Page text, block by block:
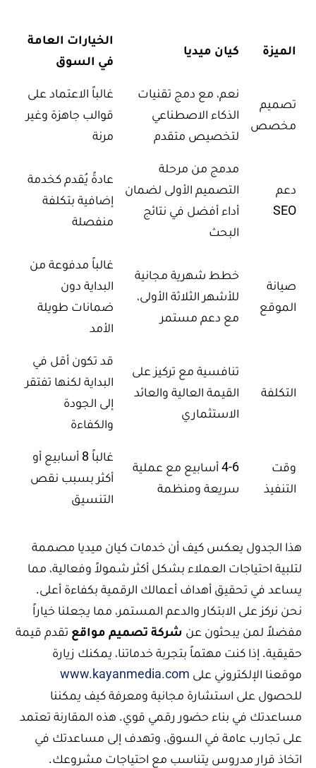
الميزة كيان ميديا
الخيارات العامة
في السوق
تصميم
مخصص
نعم، مع دمج تقنيات
الذكاء الاصطناعي
لتخصيص متقدم
غالباً الاعتماد على
قوالب جاهزة وغير
مرنة
دعم
SEO
مدمج من مرحلة
التصميم الأولى لضمان
أداء أفضل في نتائج
البحث
عادةً يُقدم كخدمة
إضافية بتكلفة
منفصلة
صيانة
الموقع
خطط شهرية مجانية
للأشهر الثلاثة الأولى،
مع دعم مستمر
غالباً مدفوعة من
البداية دون
ضمانات طويلة
الأمد
التكلفة
تنافسية مع تركيز على
القيمة العالية والعائد
الاستثماري
قد تكون أقل في
البداية لكنها تفتقر
إلى الجودة
والكفاءة
وقت
التنفيذ
4-6 أسابيع مع عملية
سريعة ومنظمة
غالباً 8 أسابيع أو
أكثر بسبب نقص
التنسيق
هذا الجدول يعكس كيف أن خدمات كيان ميديا مصممة
لتلبية احتياجات العملاء بشكل أكثر شمولاً وفعالية، مما
يساعد في تحقيق أهداف أعمالك الرقمية بكفاءة أعلى.
نحن نركز على الابتكار والدعم المستمر، مما يجعلنا خياراً
مفضلاً لمن يبحثون عن شركة تصميم مواقع تقدم قيمة
حقيقية. إذا كنت مهتماً بتجربة خدماتنا، يمكنك زيارة
موقعنا الإلكتروني على www.kayanmedia.com
للحصول على استشارة مجانية ومعرفة كيف يمكننا
مساعدتك في بناء حضور رقمي قوي. هذه المقارنة تعتمد
على تجارب عامة في السوق، وتهدف إلى مساعدتك في
اتخاذ قرار مدروس يتناسب مع احتياجات مشروعك.